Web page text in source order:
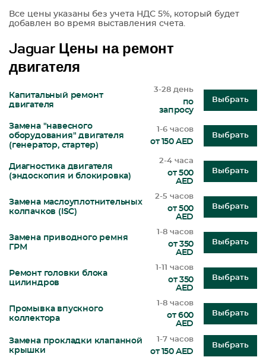
Все цены указаны без учета НДС 5%, который будет
добавлен во время выставления счета.
Jaguar Цены на ремонт
двигателя
Капитальный ремонт
двигателя
3-28 день
по
запросу
Выбрать
Замена "навесного
оборудования" двигателя
(генератор, стартер)
1-6 часов
от 150 AED
Выбрать
Диагностика двигателя
(эндоскопия и блокировка)
2-4 часа
от 500
AED
Выбрать
Замена маслоуплотнительных
колпачков (ISC)
2-5 часов
от 500
AED
Выбрать
Замена приводного ремня
ГРМ
1-8 часов
от 350
AED
Выбрать
Ремонт головки блока
цилиндров
1-11 часов
от 350
AED
Выбрать
Промывка впускного
коллектора
1-8 часов
от 600
AED
Выбрать
Замена прокладки клапанной
крышки
1-7 часов
от 150 AED
Выбрать